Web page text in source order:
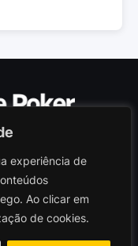
experiência de
Ao clicar em
de cookies.
Malta
n.º C103402